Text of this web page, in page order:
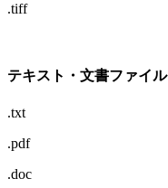
.tiff
テキスト・文書ファイル
.txt
.pdf
.doc